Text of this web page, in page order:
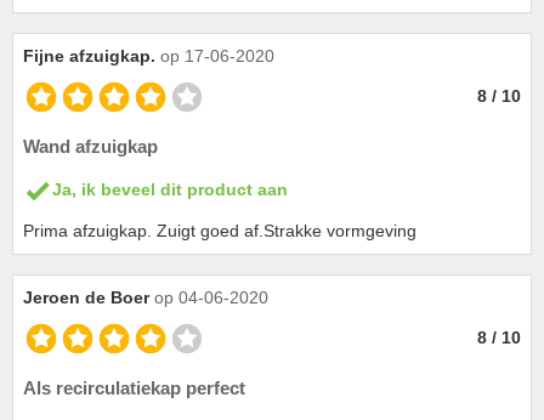
Fijne afzuigkap. op 17-06-2020
8 / 10
Wand afzuigkap
Ja, ik beveel dit product aan
Prima afzuigkap. Zuigt goed af.Strakke vormgeving
Jeroen de Boer op 04-06-2020
8 / 10
Als recirculatiekap perfect